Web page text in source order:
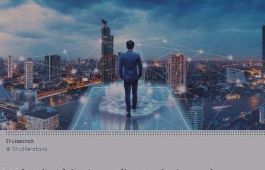
Shutterstock
© Shutterstock